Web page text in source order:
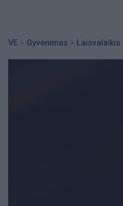
VE > Gyvenimas > Laisvalaikis